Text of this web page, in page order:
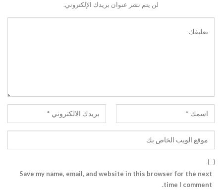
لن يتم نشر عنوان بريدك الإلكتروني.
Save my name, email, and website in this browser for the next
time I comment.